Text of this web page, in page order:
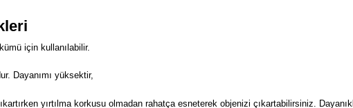
için kullanılabilir.
Dayanımı yüksektir,
yırtılma korkusu olmadan rahatça esneterek objenizi çıkartabilirsiniz.